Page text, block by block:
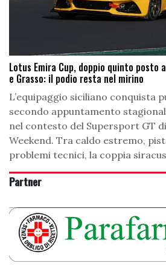
Lotus Emira Cup, doppio quinto posto
e Grasso: il podio resta nel mirino
L’equipaggio siciliano conquista
secondo appuntamento
nel contesto del Supersport GT
Weekend. Tra caldo estremo,
problemi tecnici, la coppia
Partner